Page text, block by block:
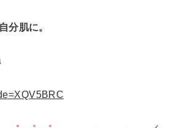
分肌に。